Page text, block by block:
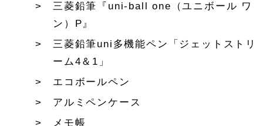
三菱鉛筆『uni-ball one（ユニボール ワ
ン）P』
三菱鉛筆uni多機能ペン「ジェットストリ
ーム4＆1」
エコボールペン
アルミペンケース
メモ帳